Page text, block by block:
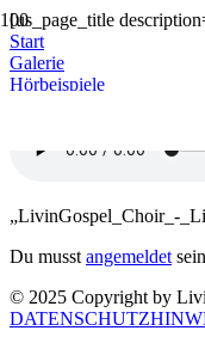
[us_page_title
Start
Galerie
Hörbeispiele
„LivinGospel_Choir_-
Du musst angemeldet
© 2025 Copyright by